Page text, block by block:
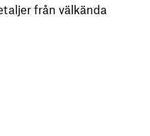
från välkända